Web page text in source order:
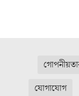
যোগাযোগ